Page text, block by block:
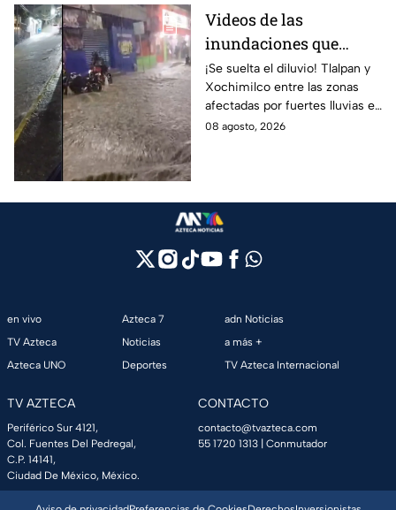
Videos de las
inundaciones que
dejaron las lluvias en
Tlalpan y Xochimilco
por lluvias intensas
¡Se suelta el diluvio! Tlalpan y
Xochimilco entre las zonas
afectadas por fuertes lluvias en
CDMX. Conce qué otras
08 agosto, 2026
en vivo
TV Azteca
Azteca UNO
Azteca 7
Noticias
Deportes
adn Noticias
a más +
TV Azteca Internacional
TV AZTECA
Periférico Sur 4121,
Col. Fuentes Del Pedregal,
C.P. 14141,
Ciudad De México, México.
CONTACTO
contacto@tvazteca.com
55 1720 1313 | Conmutador